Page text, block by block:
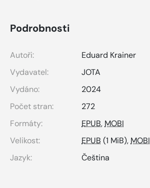
Podrobnosti
Autoři:
Eduard Krainer
Vydavatel:
JOTA
Vydáno:
2024
Počet stran:
272
Formáty:
EPUB, MOBI
Velikost:
EPUB (1 MiB), MOBI
Jazyk:
Čeština